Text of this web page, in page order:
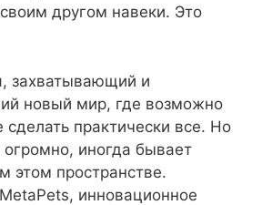
другом навеки. Это
захватывающий и
новый мир, где возможно
практически все. Но
иногда бывает
этом пространстве.
инновационное